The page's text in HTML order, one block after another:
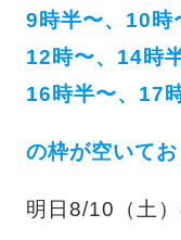
9時半〜、10時
12時〜、14時
16時半〜、17
の枠が空いて
明日8/10（土